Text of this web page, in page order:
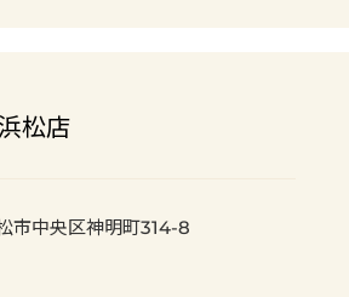
松店
市中央区神明町314-8